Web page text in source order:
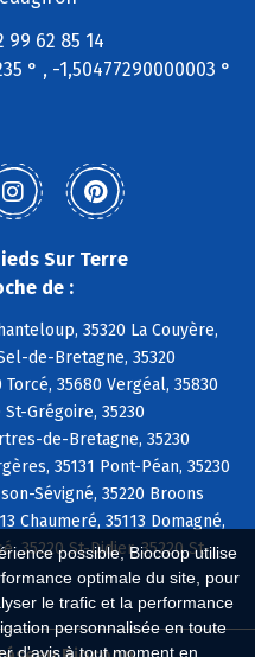
possible, Biocoop utilise
optimale du site, pour
le trafic et la performance
personnalisée en toute
d'avis à tout moment en
99 62 85 14
° , -1,50477290000003 °
Sur Terre
de :
35320 La Couyère,
de-Bretagne, 35320
35680 Vergéal, 35830
Grégoire, 35230
de-Bretagne, 35230
35131 Pont-Péan, 35230
Sévigné, 35220 Broons
Chaumeré, 35113 Domagné,
35220 St-Didier, 35220 St-